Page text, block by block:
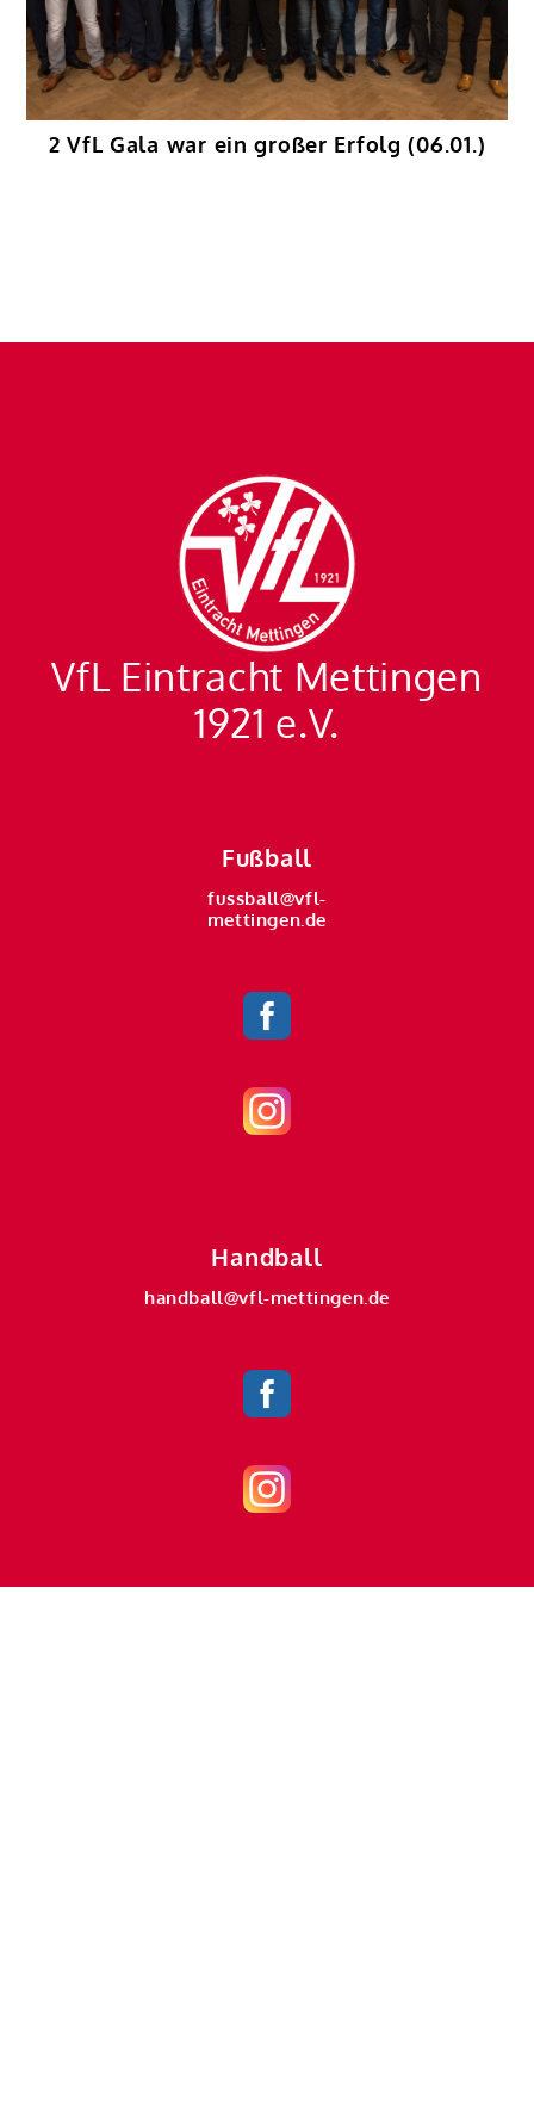
2 VfL Gala war ein großer Erfolg (06.01.)
VfL Eintracht Mettingen
1921 e.V.
Fußball
fussball@vfl-
mettingen.de
Handball
handball@vfl-mettingen.de